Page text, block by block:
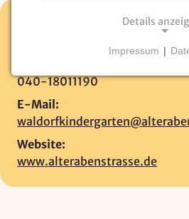
Alte Rabenstrasse 9 •20148
040-45000377
040-18011190
E-Mail:
Website:
www.alterabenstrasse.de
Details
Essentielle Cookies
Website erforderlich und
werden. Hierzu zählen
Adresssuche über
Google Places
Impressum |